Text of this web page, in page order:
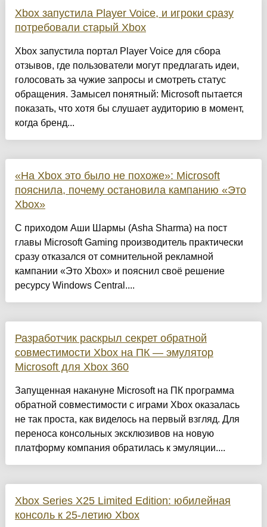
Xbox запустила Player Voice, и игроки сразу
потребовали старый Xbox
Xbox запустила портал Player Voice для сбора
отзывов, где пользователи могут предлагать идеи,
голосовать за чужие запросы и смотреть статус
обращения. Замысел понятный: Microsoft пытается
показать, что хотя бы слушает аудиторию в момент,
когда бренд...
«На Xbox это было не похоже»: Microsoft
пояснила, почему остановила кампанию «Это
Xbox»
С приходом Аши Шармы (Asha Sharma) на пост
главы Microsoft Gaming производитель практически
сразу отказался от сомнительной рекламной
кампании «Это Xbox» и пояснил своё решение
ресурсу Windows Central....
Разработчик раскрыл секрет обратной
совместимости Xbox на ПК — эмулятор
Microsoft для Xbox 360
Запущенная накануне Microsoft на ПК программа
обратной совместимости с играми Xbox оказалась
не так проста, как виделось на первый взгляд. Для
переноса консольных эксклюзивов на новую
платформу компания обратилась к эмуляции....
Xbox Series X25 Limited Edition: юбилейная
консоль к 25-летию Xbox